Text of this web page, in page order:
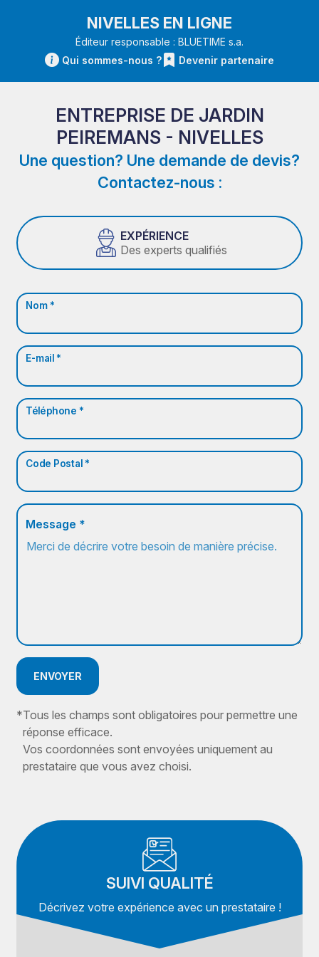
NIVELLES EN LIGNE
Éditeur responsable : BLUETIME s.a.
Qui sommes-nous ?
Devenir partenaire
ENTREPRISE DE JARDIN
PEIREMANS - NIVELLES
Une question? Une demande de devis?
Contactez-nous :
EXPÉRIENCE
Des experts qualifiés
Nom *
E-mail *
Téléphone *
Code Postal *
Message *
ENVOYER
*Tous les champs sont obligatoires pour permettre une
réponse efficace.
Vos coordonnées sont envoyées uniquement au
prestataire que vous avez choisi.
SUIVI QUALITÉ
Décrivez votre expérience avec un prestataire !